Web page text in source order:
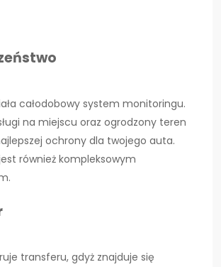
całodobowy system monitoringu.
na miejscu oraz ogrodzony teren
ochrony dla twojego auta.
również kompleksowym
transferu, gdyż znajduje się